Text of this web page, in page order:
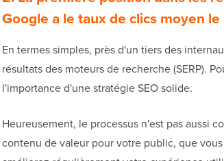
Google a le taux de clics moyen
En termes simples, près d'un tiers des
résultats des moteurs de recherche (SERP).
l'importance d'une stratégie SEO solide.
Heureusement, le processus n'est pas aussi
contenu de valeur pour votre public, que